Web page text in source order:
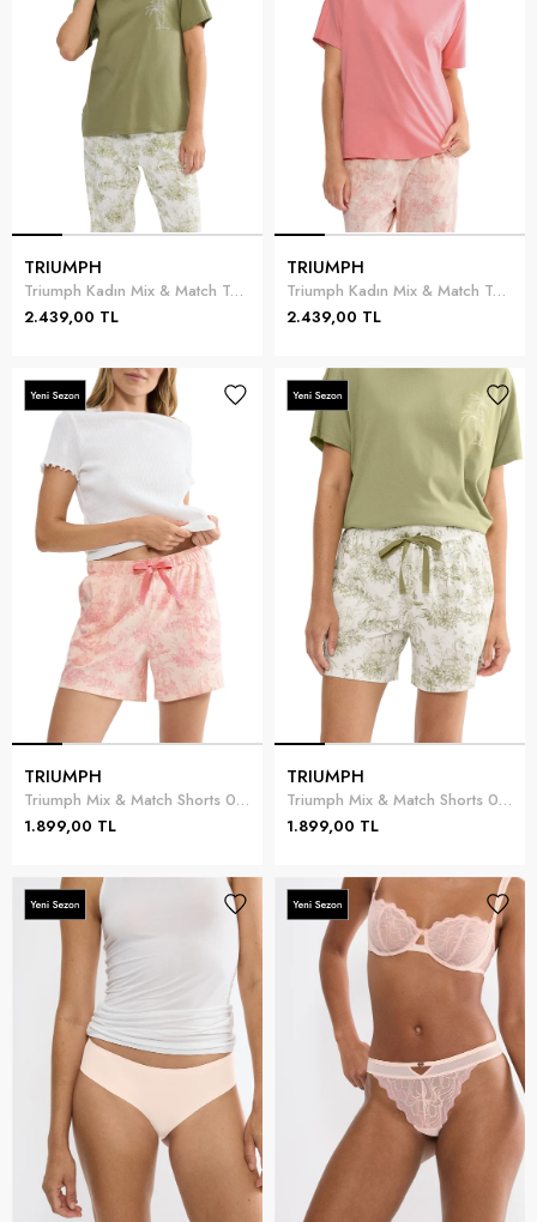
TRIUMPH
Triumph Kadın Mix & Match Top SSL 04 Bisiklet Yaka T-Shirt
2.439,00 TL
TRIUMPH
Triumph Kadın Mix & Match Top SSL 04 Bisiklet Yaka T-Shirt
2.439,00 TL
TRIUMPH
Triumph Mix & Match Shorts 01 Kadın Şort Pembe
1.899,00 TL
TRIUMPH
Triumph Mix & Match Shorts 01 Kadın Şort Yeşil
1.899,00 TL